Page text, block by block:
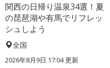
関西の日帰り温泉34選！夏
の琵琶湖や有馬でリフレッ
シュしよう
全国
2026年8月9日 17:04更新